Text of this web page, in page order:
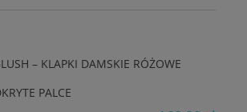
– KLAPKI DAMSKIE RÓŻOWE
PALCE